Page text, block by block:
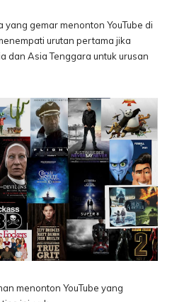
gemar menonton YouTube di
urutan pertama jika
dan Asia Tenggara untuk urusan
menonton YouTube yang